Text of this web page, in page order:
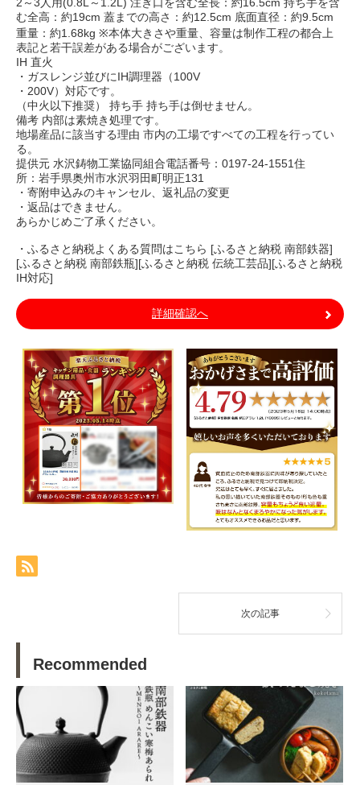
む全高：約19cm 蓋までの高さ：約12.5cm 底面直径：約9.5cm
重量：約1.68kg ※本体大きさや重量、容量は制作工程の都合上
表記と若干誤差がある場合がございます。
IH 直火
・ガスレンジ並びにIH調理器（100V
・200V）対応です。
（中火以下推奨） 持ち手 持ち手は倒せません。
備考 内部は素焼き処理です。
地場産品に該当する理由 市内の工場ですべての工程を行ってい
る。
提供元 水沢鋳物工業協同組合電話番号：0197-24-1551住
所：岩手県奥州市水沢羽田町明正131
・寄附申込みのキャンセル、返礼品の変更
・返品はできません。
あらかじめご了承ください。
・ふるさと納税よくある質問はこちら [ふるさと納税 南部鉄器]
[ふるさと納税 南部鉄瓶][ふるさと納税 伝統工芸品][ふるさと納税
IH対応]
詳細確認へ
次の記事
Recommended